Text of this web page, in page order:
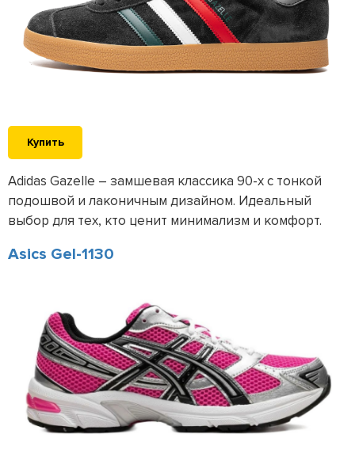
Купить
Adidas Gazelle – замшевая классика 90-х с тонкой
подошвой и лаконичным дизайном. Идеальный
выбор для тех, кто ценит минимализм и комфорт.
Asics Gel-1130